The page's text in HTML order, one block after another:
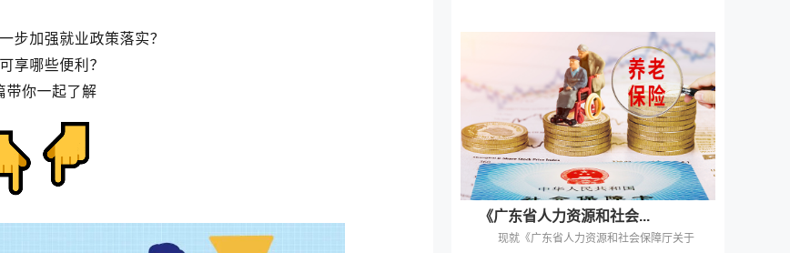
《广东省人力资源和社会...
现就《广东省人力资源和社会保障厅关于